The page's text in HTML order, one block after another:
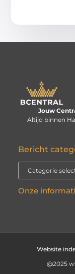
Jouw
Altijd binnen
Bericht
Onze
Website
@2025